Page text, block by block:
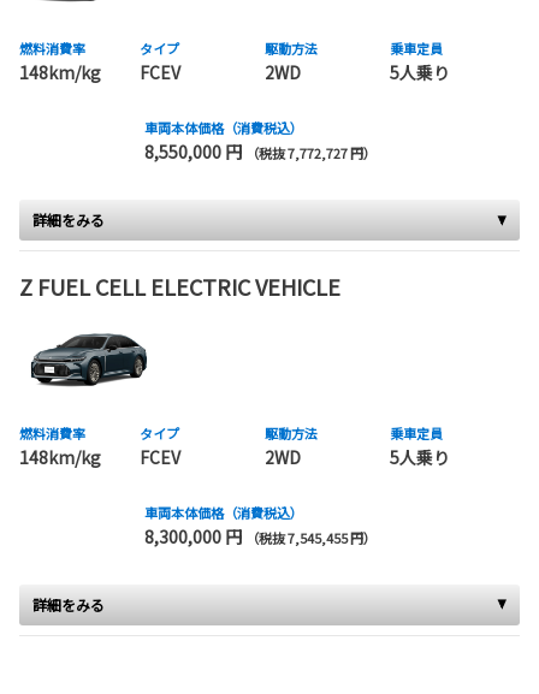
燃料消費率
148km/kg
タイプ
FCEV
駆動方法
2WD
乗車定員
5人乗り
車両本体価格（消費税込）
8,550,000 円 （税抜 7,772,727 円）
詳細をみる
Z FUEL CELL ELECTRIC VEHICLE
燃料消費率
148km/kg
タイプ
FCEV
駆動方法
2WD
乗車定員
5人乗り
車両本体価格（消費税込）
8,300,000 円 （税抜 7,545,455 円）
詳細をみる